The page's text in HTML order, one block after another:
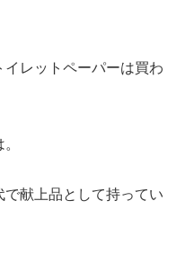
レットペーパーは買わ
献上品として持ってい